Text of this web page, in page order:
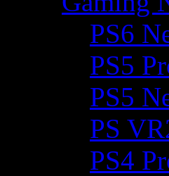
PS6
PS5
PS5
PS
PS4